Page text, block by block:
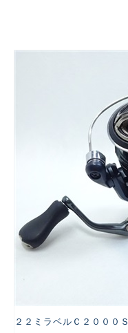
２２ミラベルＣ２０００Ｓ